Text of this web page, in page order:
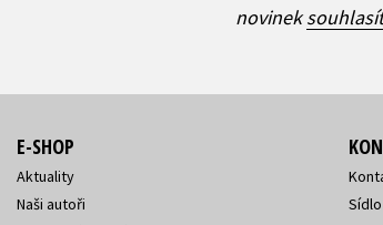
novinek
E-SHOP
Aktuality
Naši autoři